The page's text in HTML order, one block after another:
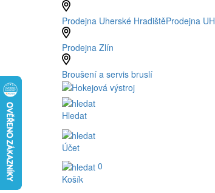
Prodejna Uherské HradištěProdejna UH
Prodejna Zlín
Broušení a servis bruslí
Hledat
Účet
0
Košík